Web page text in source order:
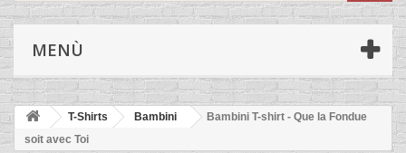
MENÙ
T-Shirts Bambini
Bambini T-shirt - Que la Fondue
soit avec Toi